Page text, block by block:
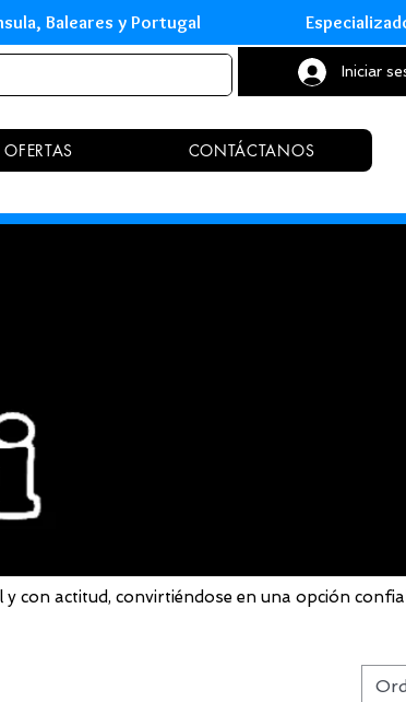
Baleares y Portugal
Iniciar
OFERTAS CONTÁCTANOS
con actitud, convirtiéndose en una opción